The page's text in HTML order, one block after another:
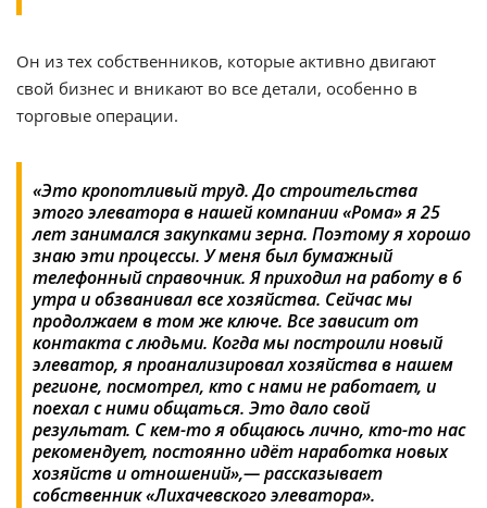
Он из тех собственников, которые активно двигают
свой бизнес и вникают во все детали, особенно в
торговые операции.
«Это кропотливый труд. До строительства
этого элеватора в нашей компании «Рома» я 25
лет занимался закупками зерна. Поэтому я хорошо
знаю эти процессы. У меня был бумажный
телефонный справочник. Я приходил на работу в 6
утра и обзванивал все хозяйства. Сейчас мы
продолжаем в том же ключе. Все зависит от
контакта с людьми. Когда мы построили новый
элеватор, я проанализировал хозяйства в нашем
регионе, посмотрел, кто с нами не работает, и
поехал с ними общаться. Это дало свой
результат. С кем-то я общаюсь лично, кто-то нас
рекомендует, постоянно идёт наработка новых
хозяйств и отношений»,— рассказывает
собственник «Лихачевского элеватора».